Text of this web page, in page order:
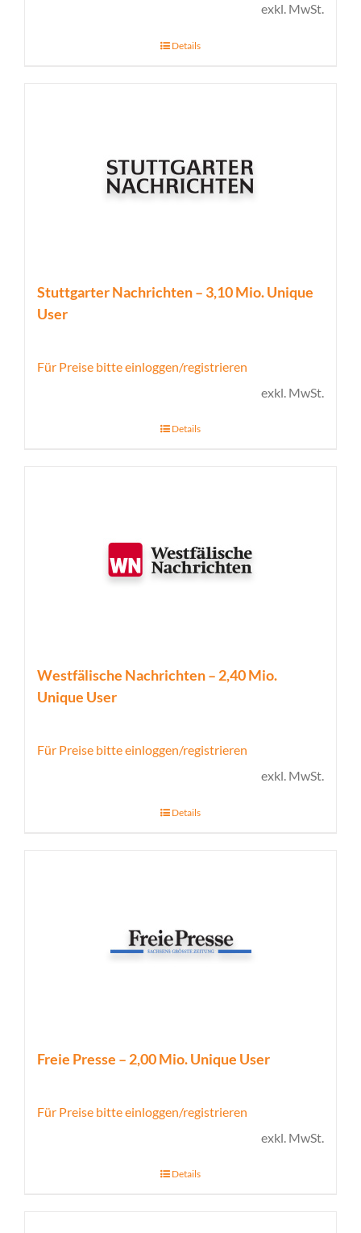
exkl. MwSt.
Details
Stuttgarter Nachrichten – 3,10 Mio. Unique
User
Für Preise bitte einloggen/registrieren
exkl. MwSt.
Details
Westfälische Nachrichten – 2,40 Mio.
Unique User
Für Preise bitte einloggen/registrieren
exkl. MwSt.
Details
Freie Presse – 2,00 Mio. Unique User
Für Preise bitte einloggen/registrieren
exkl. MwSt.
Details